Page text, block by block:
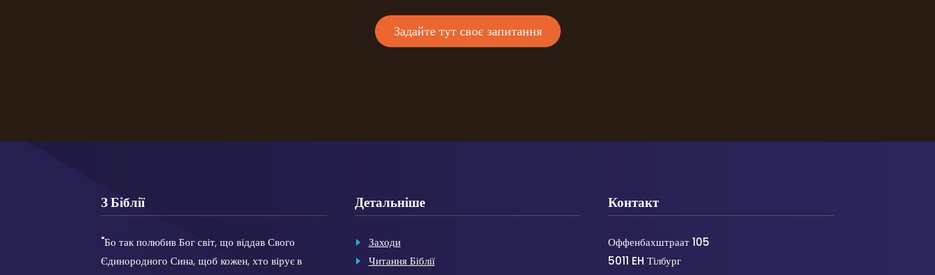
Задайте тут своє запитання
З Біблії
"Бо так полюбив Бог світ, що віддав Свого
Єдинородного Сина, щоб кожен, хто вірує в
Детальніше
Заходи
Читання Біблії
Контакт
Оффенбахштраат 105
5011 EH Тілбург